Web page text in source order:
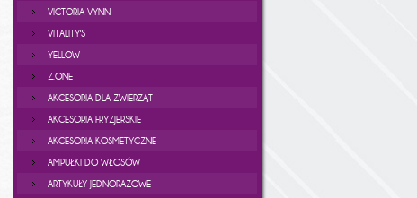
VICTORIA VYNN
VITALITY'S
YELLOW
Z.ONE
AKCESORIA DLA ZWIERZĄT
AKCESORIA FRYZJERSKIE
AKCESORIA KOSMETYCZNE
AMPUŁKI DO WŁOSÓW
ARTYKUŁY JEDNORAZOWE